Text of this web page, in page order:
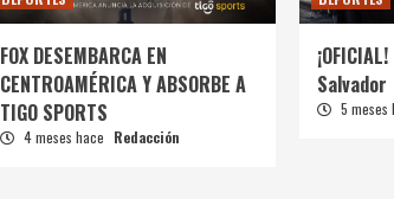
FOX DESEMBARCA EN
CENTROAMÉRICA Y ABSORBE A
TIGO SPORTS
4 meses hace Redacción
Salvador
5